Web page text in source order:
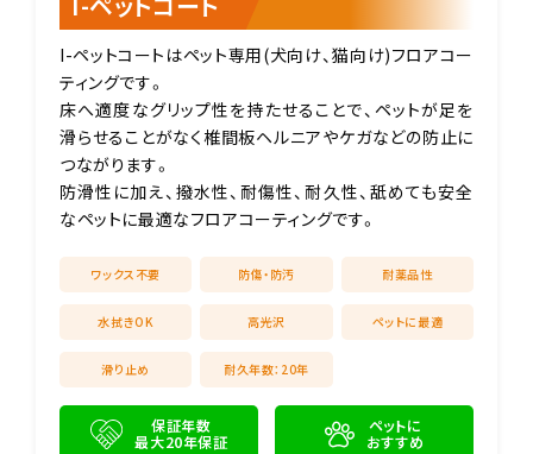
I-ペットコートはペット専用(犬向け、猫向け)フロアコー
ティングです。
床へ適度なグリップ性を持たせることで、ペットが足を
滑らせることがなく椎間板ヘルニアやケガなどの防止に
つながります。
防滑性に加え、撥水性、耐傷性、耐久性、舐めても安全
なペットに最適なフロアコーティングです。
ワックス不要 防傷・防汚 耐薬品性
水拭きOK 高光沢 ペットに最適
滑り止め 耐久年数：20年
保証年数
最大20年保証
ペットに
おすすめ